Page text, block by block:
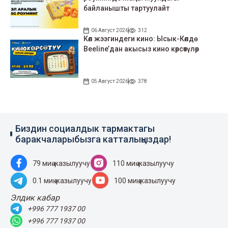
байланышты тартуулайт
06 Август 2026 312
Көл жээгиндеги кино: Ысык-Көлдө
Beeline’дан акысыз кино көрсөтүлөр
05 Август 2026 378
Биздин социалдык тармактагы
баракчаларыбызга катталыңыздар!
79 миң жазылуучу 110 миң жазылуучу
0.1 миң жазылуучу 100 миң жазылуучу
Элдик кабар
+996 777 1937 00
+996 777 1937 00